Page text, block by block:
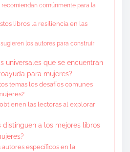
recomiendan comúnmente para la
libros la resiliencia en las
los autores para construir
universales que se encuentran
para mujeres?
temas los desafíos comunes
las lectoras al explorar
distinguen a los mejores libros
específicos en la